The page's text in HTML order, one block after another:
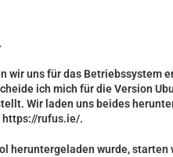
wir uns für das Betriebssystem
ich mich für die Version
Wir laden uns beides
https://rufus.ie/.
heruntergeladen wurde,